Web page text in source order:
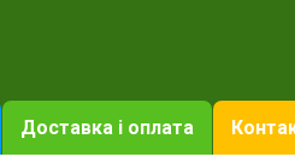
Доставка і оплата